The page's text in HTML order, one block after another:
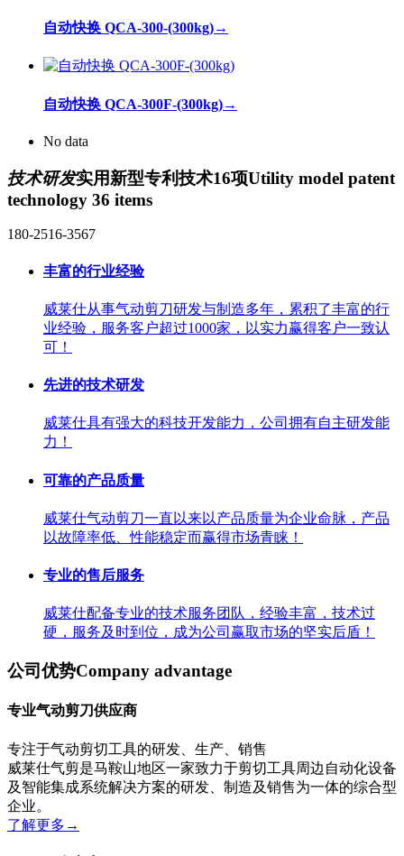
自动快换 QCA-300-(300kg)→
自动快换 QCA-300F-(300kg)→
No data
技术研发实用新型专利技术16项Utility model patent
technology 36 items
180-2516-3567
丰富的行业经验
威莱仕从事气动剪刀研发与制造多年，累积了丰富的行
业经验，服务客户超过1000家，以实力赢得客户一致认
可！
先进的技术研发
威莱仕具有强大的科技开发能力，公司拥有自主研发能
力！
可靠的产品质量
威莱仕气动剪刀一直以来以产品质量为企业命脉，产品
以故障率低、性能稳定而赢得市场青睐！
专业的售后服务
威莱仕配备专业的技术服务团队，经验丰富，技术过
硬，服务及时到位，成为公司赢取市场的坚实后盾！
公司优势Company advantage
专业气动剪刀供应商
专注于气动剪切工具的研发、生产、销售
威莱仕气剪是马鞍山地区一家致力于剪切工具周边自动化设备
及智能集成系统解决方案的研发、制造及销售为一体的综合型
企业。
了解更多 →